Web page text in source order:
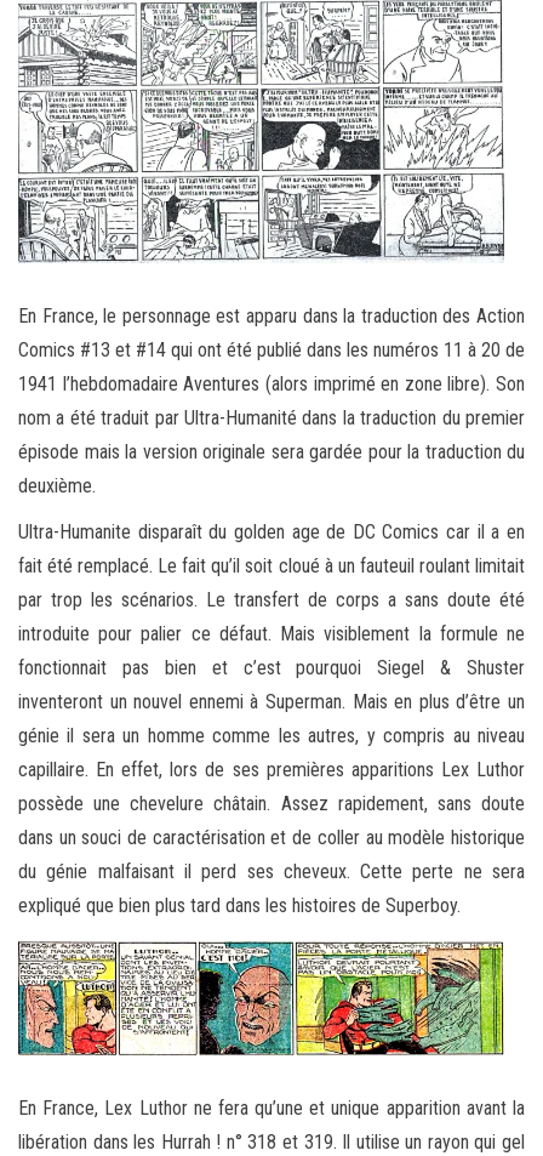
En France, le personnage est apparu dans la traduction des Action
Comics #13 et #14 qui ont été publié dans les numéros 11 à 20 de
1941 l’hebdomadaire Aventures (alors imprimé en zone libre). Son
nom a été traduit par Ultra-Humanité dans la traduction du premier
épisode mais la version originale sera gardée pour la traduction du
deuxième.
Ultra-Humanite disparaît du golden age de DC Comics car il a en
fait été remplacé. Le fait qu’il soit cloué à un fauteuil roulant limitait
par trop les scénarios. Le transfert de corps a sans doute été
introduite pour palier ce défaut. Mais visiblement la formule ne
fonctionnait pas bien et c’est pourquoi Siegel & Shuster
inventeront un nouvel ennemi à Superman. Mais en plus d’être un
génie il sera un homme comme les autres, y compris au niveau
capillaire. En effet, lors de ses premières apparitions Lex Luthor
possède une chevelure châtain. Assez rapidement, sans doute
dans un souci de caractérisation et de coller au modèle historique
du génie malfaisant il perd ses cheveux. Cette perte ne sera
expliqué que bien plus tard dans les histoires de Superboy.
En France, Lex Luthor ne fera qu’une et unique apparition avant la
libération dans les Hurrah ! n° 318 et 319. Il utilise un rayon qui gel